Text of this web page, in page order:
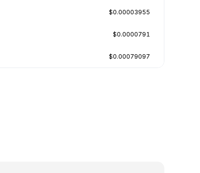
$0.00003955
$0.0000791
$0.00079097